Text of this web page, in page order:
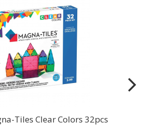
Tiles Clear Colors 32pcs